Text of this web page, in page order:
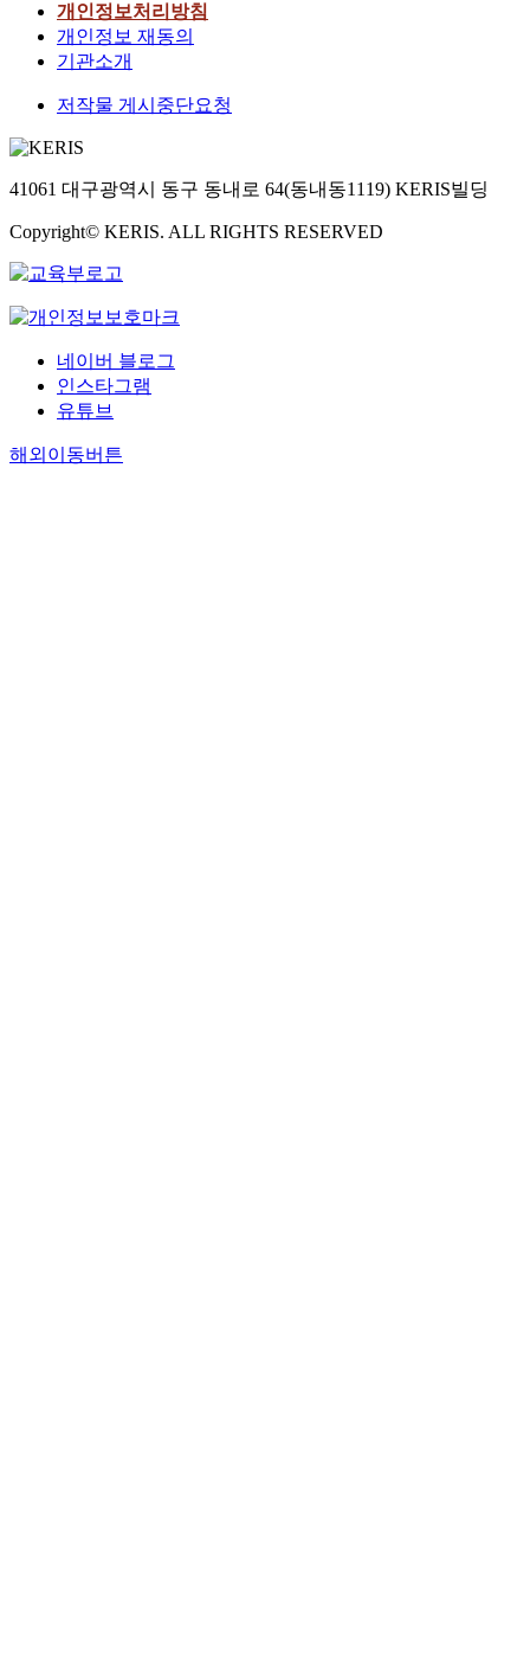
개인정보처리방침
개인정보 재동의
기관소개
저작물 게시중단요청
41061 대구광역시 동구 동내로 64(동내동1119) KERIS빌딩
Copyright© KERIS. ALL RIGHTS RESERVED
네이버 블로그
인스타그램
유튜브
해외이동버튼